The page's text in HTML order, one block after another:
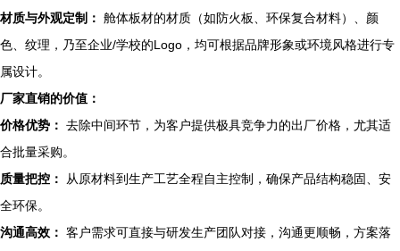
材质与外观定制： 舱体板材的材质（如防火板、环保复合材料）、颜
色、纹理，乃至企业/学校的Logo，均可根据品牌形象或环境风格进行专
属设计。
厂家直销的价值：
价格优势： 去除中间环节，为客户提供极具竞争力的出厂价格，尤其适
合批量采购。
质量把控：
从原材料到生产工艺全程自主控制，确保产品结构稳固、安
全环保。
沟通高效： 客户需求可直接与研发生产团队对接，沟通更顺畅，方案落